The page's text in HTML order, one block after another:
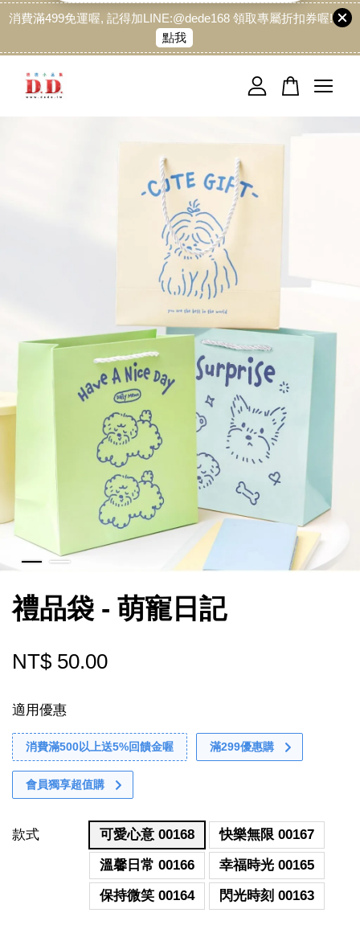
消費滿499免運喔, 記得加LINE:@dede168 領取專屬折扣券喔!
點我
禮品袋 - 萌寵日記
NT$ 50.00
適用優惠
消費滿500以上送5%回饋金喔 滿299優惠購
會員獨享超值購
款式 可愛心意 00168
快樂無限 00167
溫馨日常 00166
幸福時光 00165
保持微笑 00164
閃光時刻 00163
您的購物車目前還是空的。